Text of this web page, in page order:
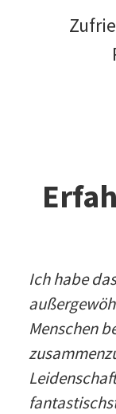
Ich habe
Menschen